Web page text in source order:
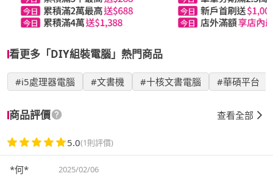
看更多「DIY組裝電腦」熱門商品
#i5處理器電腦 #文書機 #十核文書電腦 #華碩平台
商品評價 查看全部
5.0(1則評價)
*何*
2025/02/06